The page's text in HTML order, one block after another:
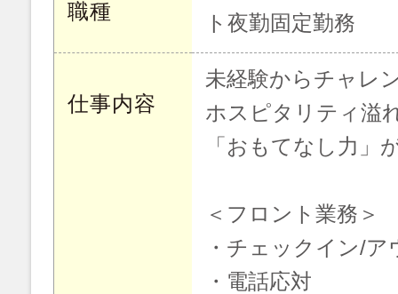
職種
ト夜勤固定勤務
仕事内容
未経験からチャレ
ホスピタリティ溢
「おもてなし力」
＜フロント業務＞
・チェックイン/ア
・電話応対